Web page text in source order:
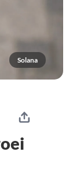
Solana